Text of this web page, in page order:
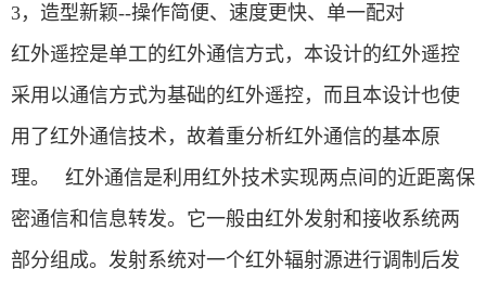
3，造型新颖--操作简便、速度更快、单一配对
红外遥控是单工的红外通信方式，本设计的红外遥控
采用以通信方式为基础的红外遥控，而且本设计也使
用了红外通信技术，故着重分析红外通信的基本原
理。 红外通信是利用红外技术实现两点间的近距离保
密通信和信息转发。它一般由红外发射和接收系统两
部分组成。发射系统对一个红外辐射源进行调制后发